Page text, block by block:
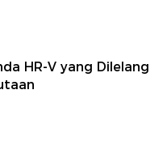
HR-V yang Dilelang